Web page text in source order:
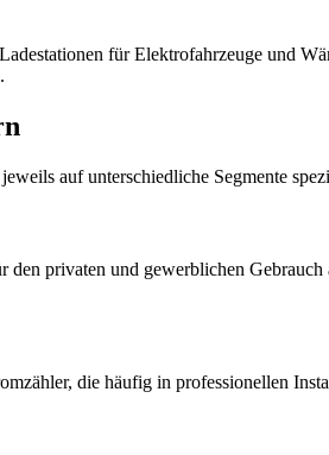
für Elektrofahrzeuge und
auf unterschiedliche Segmente
den privaten und gewerblichen
die häufig in professionellen